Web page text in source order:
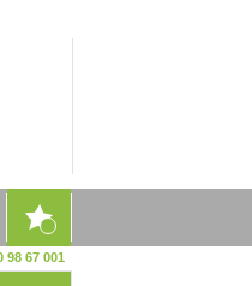
98 67 001